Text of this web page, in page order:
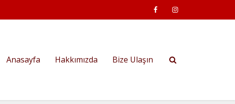
Anasayfa Hakkımızda Bize Ulaşın